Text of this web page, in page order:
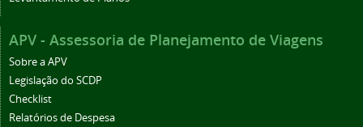
APV - Assessoria de Planejamento de Viagens
Sobre a APV
Legislação do SCDP
Checklist
Relatórios de Despesa